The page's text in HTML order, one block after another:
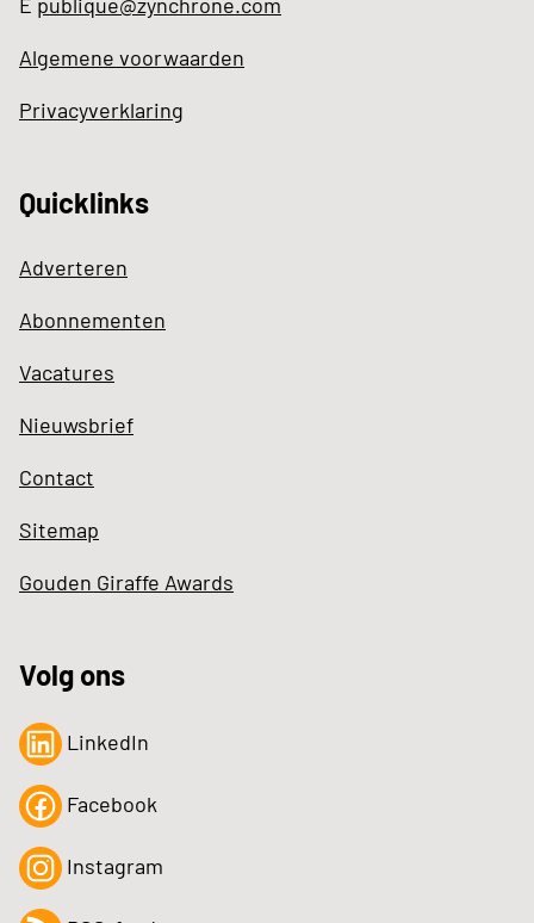
Algemene voorwaarden
Privacyverklaring
Quicklinks
Adverteren
Abonnementen
Vacatures
Nieuwsbrief
Contact
Sitemap
Gouden Giraffe Awards
Volg ons
LinkedIn
Facebook
Instagram